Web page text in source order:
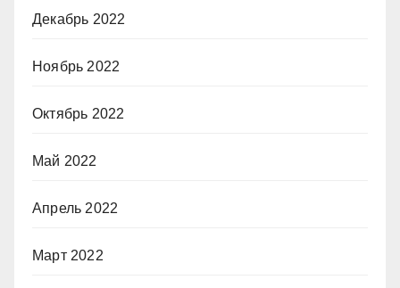
Декабрь 2022
Ноябрь 2022
Октябрь 2022
Май 2022
Апрель 2022
Март 2022